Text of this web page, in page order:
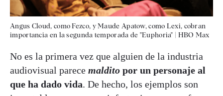
Angus Cloud, como Fezco, y Maude Apatow, como Lexi, cobran
importancia en la segunda temporada de "Euphoria"
HBO Max
No es la primera vez que alguien de la industria
audiovisual parece maldito por un personaje al
que ha dado vida. De hecho, los ejemplos son